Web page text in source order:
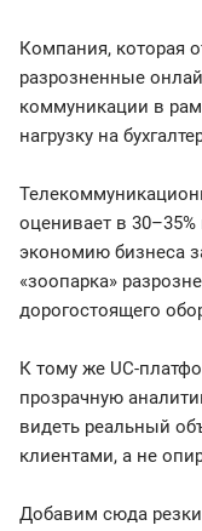
Компания, которая
разрозненные
коммуникации в
нагрузку на
оценивает в
экономию бизнеса
«зоопарка»
дорогостоящего
К тому же UC-
прозрачную
видеть реальный
клиентами, а не
Добавим сюда